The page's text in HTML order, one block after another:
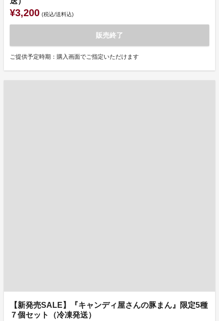
¥3,200 (税込/送料込)
販売終了
ご提供予定時期：購入画面でご指定いただけます
【新発売SALE】『キャンディ屋さんの豚まん』限定5種
７個セット（冷凍発送）